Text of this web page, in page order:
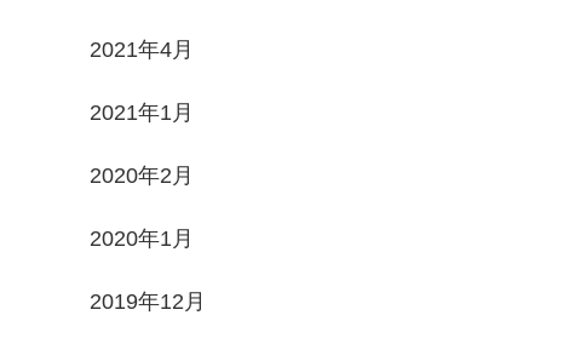
2021年4月
2021年1月
2020年2月
2020年1月
2019年12月